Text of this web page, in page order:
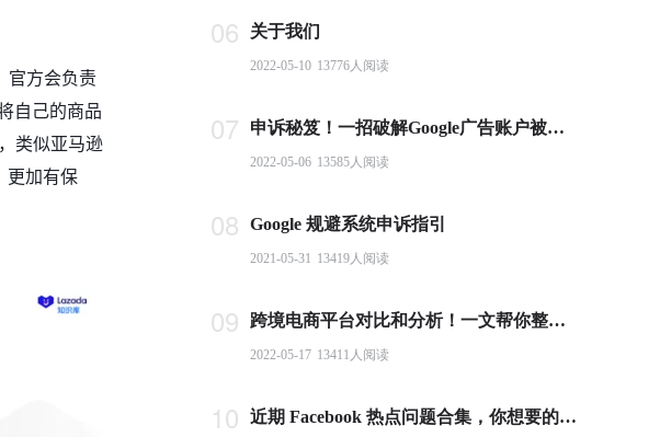
官方会负责
自己的商品
类似亚马逊
更加有保
06 关于我们
2022-05-10 13776人阅读
07 申诉秘笈！一招破解Google广告账户被封难题
2022-05-06 13585人阅读
08 Google 规避系统申诉指引
2021-05-31 13419人阅读
09 跨境电商平台对比和分析！一文帮你整理全球主流电商平台
2022-05-17 13411 人阅读
10 近期 Facebook 热点问题合集，你想要的答案都在这里！